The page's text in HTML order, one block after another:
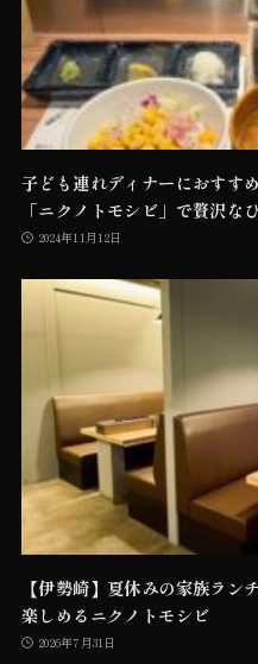
子ども連れディナーにおすす
「ニクノトモシビ」で贅沢な
2024年11月12日
【伊勢崎】夏休みの家族ラン
楽しめるニクノトモシビ
2026年7月31日